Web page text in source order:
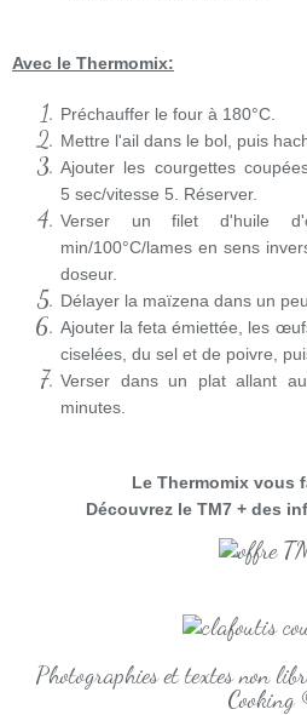
Avec le Thermomix:
Préchauffer le four à 180°C.
Mettre l'ail dans le bol, puis
Ajouter les courgettes
5 sec/vitesse 5. Réserver.
Verser un filet d'huile
min/100°C/lames en sens
doseur.
Délayer la maïzena dans un
Ajouter la feta émiettée, les
ciselées, du sel et de poivre,
Verser dans un plat allant
minutes.
Le Thermomix vous
Découvrez le TM7 + des
Photographies et textes non
Cooking